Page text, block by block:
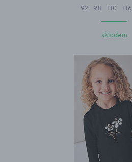
92 98 110 116
skladem